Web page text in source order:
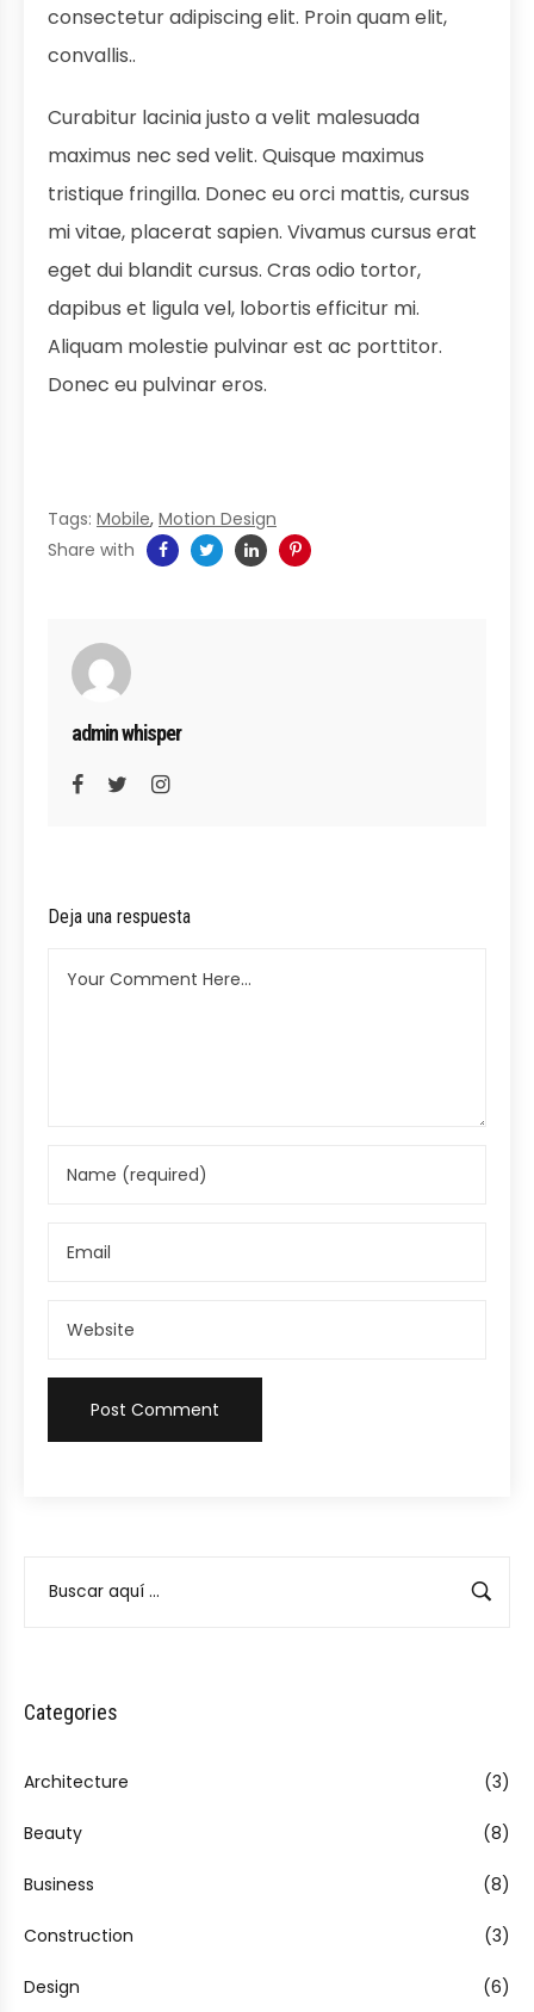
Categories
Architecture (3)
Beauty (8)
Business (8)
Construction (3)
Design (6)
consectetur adipiscing elit. Proin quam elit,
convallis..
Curabitur lacinia justo a velit malesuada
maximus nec sed velit. Quisque maximus
tristique fringilla. Donec eu orci mattis, cursus
mi vitae, placerat sapien. Vivamus cursus erat
eget dui blandit cursus. Cras odio tortor,
dapibus et ligula vel, lobortis efficitur mi.
Aliquam molestie pulvinar est ac porttitor.
Donec eu pulvinar eros.
Tags: Mobile, Motion Design
Share with
admin whisper
Deja una respuesta